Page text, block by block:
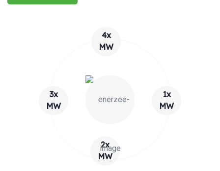
4x
MW
3x
MW
1x
MW
2x
MW